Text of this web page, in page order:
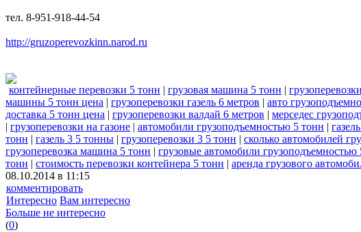
тел. 8-951-918-44-54
http://gruzoperevozkinn.narod.ru
контейнерные перевозки 5 тонн | грузовая машина 5 тонн |
машины 5 тонн цена | грузоперевозки газель 6 метров | авто
доставка 5 тонн цена | грузоперевозки валдай 6 метров | мерседес
| грузоперевозки на газоне | автомобили грузоподъемностью 5 тонн |
тонн | газель 3 5 тонны | грузоперевозки 3 5 тонн | сколько автомобилей
грузоперевозка машина 5 тонн | грузовые автомобили грузоподъемностью
тонн | стоимость перевозки контейнера 5 тонн | аренда грузового
08.10.2014 в 11:15
комментировать
Интересно Вам интересно
Больше не интересно
(0)